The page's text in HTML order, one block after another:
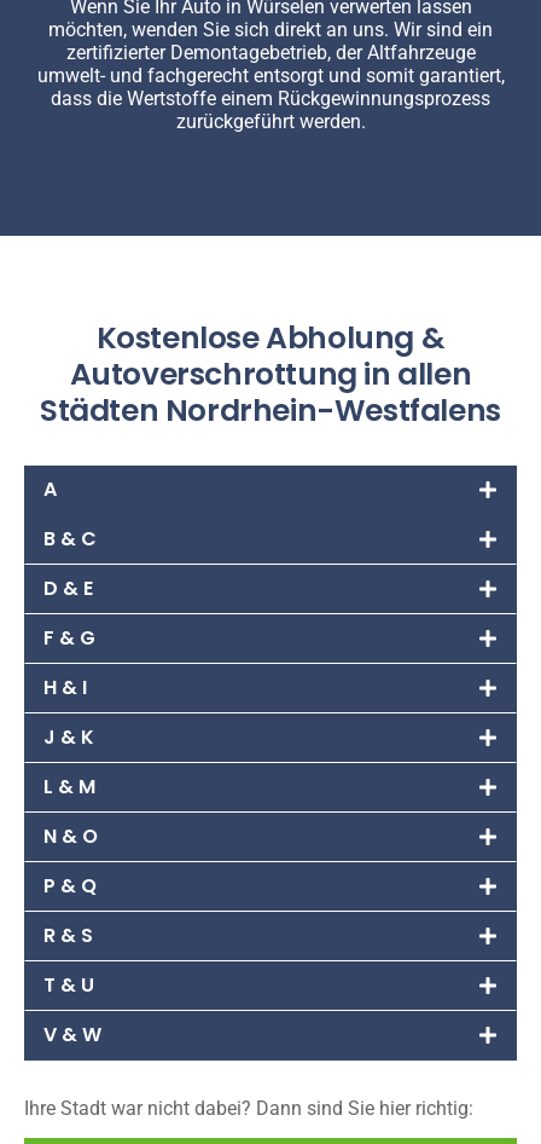
Wenn Sie Ihr Auto in Würselen verwerten lassen
möchten, wenden Sie sich direkt an uns. Wir sind ein
zertifizierter Demontagebetrieb, der Altfahrzeuge
umwelt- und fachgerecht entsorgt und somit garantiert,
dass die Wertstoffe einem Rückgewinnungsprozess
zurückgeführt werden.
Kostenlose Abholung &
Autoverschrottung in allen
Städten Nordrhein-Westfalens
A
B & C
D & E
F & G
H & I
J & K
L & M
N & O
P & Q
R & S
T & U
V & W
Ihre Stadt war nicht dabei? Dann sind Sie hier richtig: